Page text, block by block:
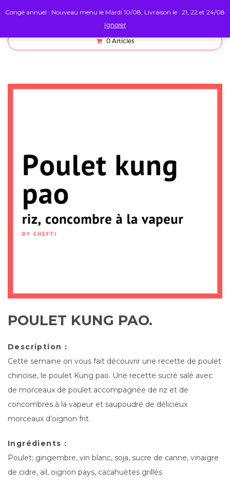
0 Articles
POULET KUNG PAO.
Description :
Cette semaine on vous fait découvrir une recette de poulet
chinoise, le poulet Kung pao. Une recette sucré salé avec
de morceaux de poulet accompagnée de riz et de
concombres à la vapeur et saupoudré de délicieux
morceaux d’oignon frit
Ingrédients :
Poulet; gingembre, vin blanc, soja, sucre de canne, vinaigre
de cidre, ail, oignon pays, cacahuètes grillés
Congé annuel : Nouveau menu le Mardi 10/08, Livraison le : 21, 22 et 24/08
Ignorer